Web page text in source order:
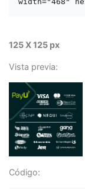
125 X 125 px
Vista previa:
Código: